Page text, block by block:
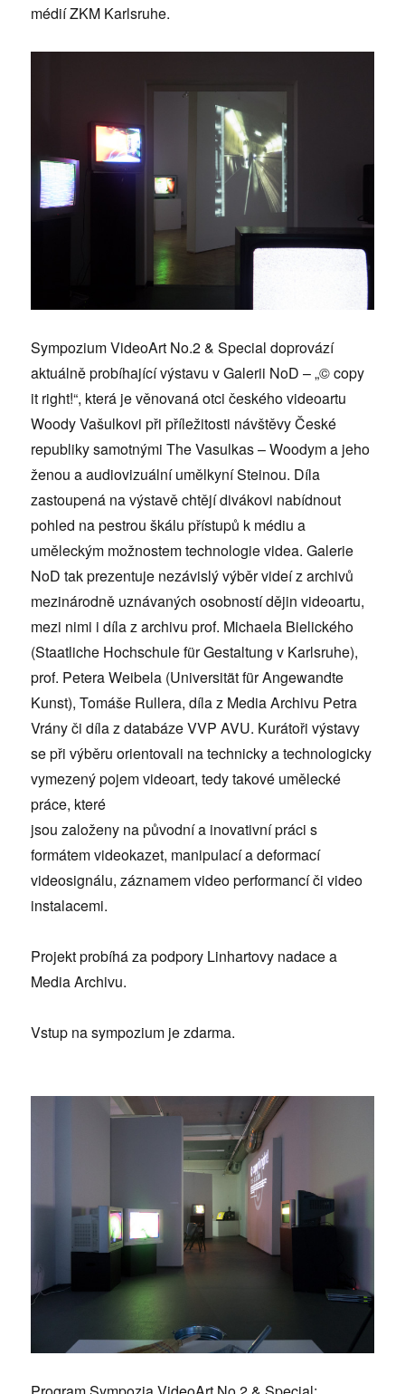
médií ZKM Karlsruhe.
Sympozium VideoArt No.2 & Special doprovází
aktuálně probíhající výstavu v Galerii NoD – „© copy
it right!“, která je věnovaná otci českého videoartu
Woody Vašulkovi při příležitosti návštěvy České
republiky samotnými The Vasulkas – Woodym a jeho
ženou a audiovizuální umělkyní Steinou. Díla
zastoupená na výstavě chtějí divákovi nabídnout
pohled na pestrou škálu přístupů k médiu a
uměleckým možnostem technologie videa. Galerie
NoD tak prezentuje nezávislý výběr videí z archivů
mezinárodně uznávaných osobností dějin videoartu,
mezi nimi i díla z archivu prof. Michaela Bielického
(Staatliche Hochschule für Gestaltung v Karlsruhe),
prof. Petera Weibela (Universität für Angewandte
Kunst), Tomáše Rullera, díla z Media Archivu Petra
Vrány či díla z databáze VVP AVU. Kurátoři výstavy
se při výběru orientovali na technicky a technologicky
vymezený pojem videoart, tedy takové umělecké
práce, které
jsou založeny na původní a inovativní práci s
formátem videokazet, manipulací a deformací
videosignálu, záznamem video performancí či video
instalacemi.
Projekt probíhá za podpory Linhartovy nadace a
Media Archivu.
Vstup na sympozium je zdarma.